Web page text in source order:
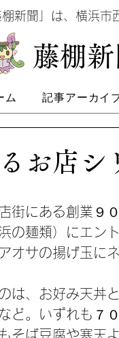
藤棚新聞」は、横浜
藤棚新
ム 記事アーカイ
お店
街にある創業９
の麺類）にエン
オサの揚げ玉に
は、お好み天丼
ど。いずれも７
そば豆腐や寒天